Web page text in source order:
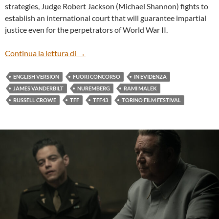
strategies, Judge Robert Jackson (Michael Shannon) fights to
establish an international court that will guarantee impartial
justice even for the perpetrators of World War II.
Continua la lettura di “NUREMBERG” BY JAMES VANDERBILT
→
ENGLISH VERSION FUORI CONCORSO
IN EVIDENZA
JAMES VANDERBILT
NUREMBERG
RAMI MALEK
RUSSELL CROWE
TFF TFF43 TORINO FILM FESTIVAL